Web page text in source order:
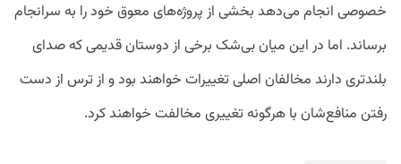
خصوصی انجام می‌دهد بخشی از پروژه‌های معوق خود را به سرانجام
برساند. اما در این میان بی‌شک برخی از دوستان قدیمی که صدای
بلندتری دارند مخالفان اصلی تغییرات خواهند بود و از ترس از دست
رفتن منافع‌شان با هرگونه تغییری مخالفت خواهند کرد.